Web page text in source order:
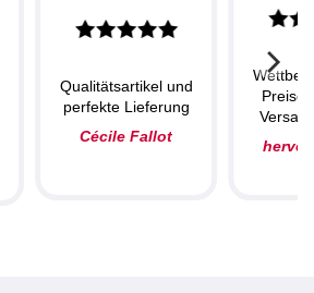
Qualitätsartikel und
perfekte Lieferung
Cécile Fallot
herve